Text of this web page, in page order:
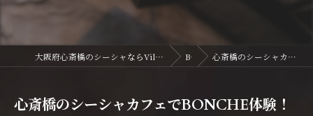
大阪府心斎橋のシーシャならVillange Shisha Shinsaibasi〜ヴィランジュ シーシャ 心斎橋 Blog 心斎橋のシーシャカフェでBONCHE体験！伝統と革新の融合
心斎橋のシーシャカフェでBONCHE体験！